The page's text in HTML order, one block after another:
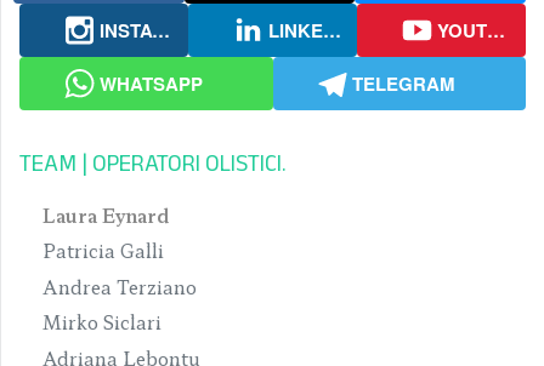
INSTAGRAM
LINKEDIN
YOUTUBE
WHATSAPP
TELEGRAM
TEAM | OPERATORI OLISTICI
Laura Eynard
Patricia Galli
Andrea Terziano
Mirko Siclari
Adriana Lebontu